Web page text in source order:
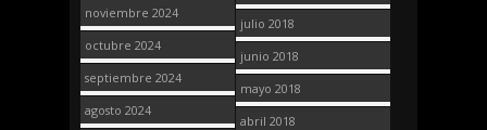
noviembre 2024
octubre 2024
septiembre 2024
agosto 2024
julio 2018
junio 2018
mayo 2018
abril 2018